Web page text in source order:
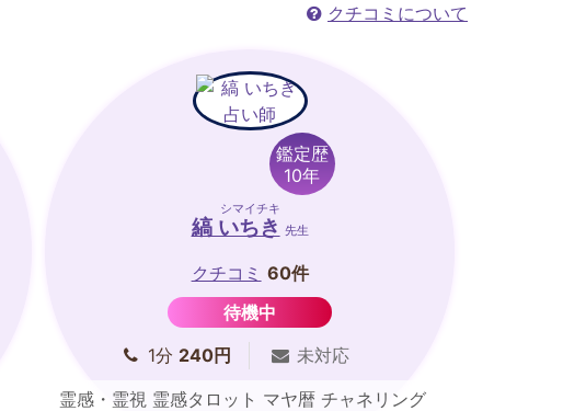
クチコミについて
鑑定歴
10年
シマイチキ
縞 いちき 先生
クチコミ 60件
待機中
1分 240円
未対応
霊感・霊視 霊感タロット マヤ暦 チャネリング